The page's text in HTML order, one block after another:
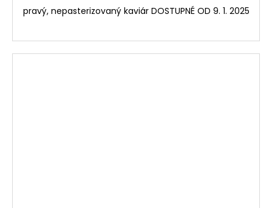
pravý, nepasterizovaný kaviár DOSTUPNÉ OD 9. 1. 2025